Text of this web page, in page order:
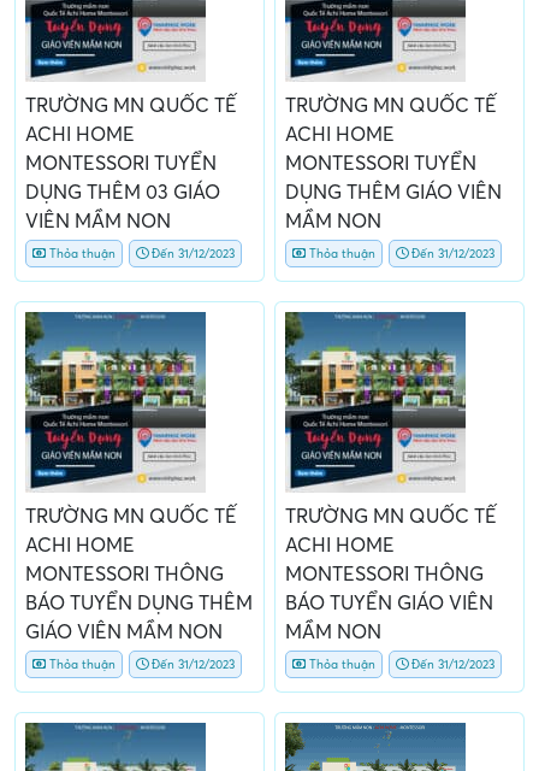
TRƯỜNG MN QUỐC TẾ
ACHI HOME
MONTESSORI TUYỂN
DỤNG THÊM 03 GIÁO
VIÊN MẦM NON
Thỏa thuận Đến 31/12/2023
TRƯỜNG MN QUỐC TẾ
ACHI HOME
MONTESSORI TUYỂN
DỤNG THÊM GIÁO VIÊN
MẦM NON
Thỏa thuận Đến 31/12/2023
TRƯỜNG MN QUỐC TẾ
ACHI HOME
MONTESSORI THÔNG
BÁO TUYỂN DỤNG THÊM
GIÁO VIÊN MẦM NON
Thỏa thuận Đến 31/12/2023
TRƯỜNG MN QUỐC TẾ
ACHI HOME
MONTESSORI THÔNG
BÁO TUYỂN GIÁO VIÊN
MẦM NON
Thỏa thuận Đến 31/12/2023